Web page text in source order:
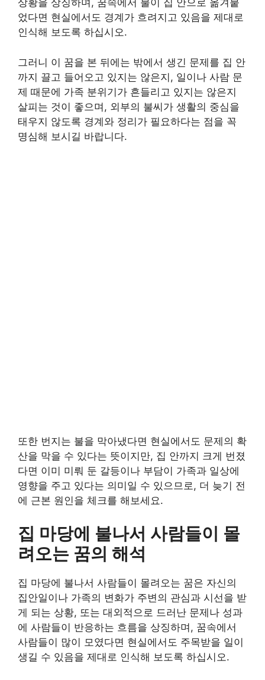
상황을 상징하며, 꿈속에서 불이 집 안으로 옮겨붙
었다면 현실에서도 경계가 흐려지고 있음을 제대로
인식해 보도록 하십시오.
그러니 이 꿈을 본 뒤에는 밖에서 생긴 문제를 집 안
까지 끌고 들어오고 있지는 않은지, 일이나 사람 문
제 때문에 가족 분위기가 흔들리고 있지는 않은지
살피는 것이 좋으며, 외부의 불씨가 생활의 중심을
태우지 않도록 경계와 정리가 필요하다는 점을 꼭
명심해 보시길 바랍니다.
또한 번지는 불을 막아냈다면 현실에서도 문제의 확
산을 막을 수 있다는 뜻이지만, 집 안까지 크게 번졌
다면 이미 미뤄 둔 갈등이나 부담이 가족과 일상에
영향을 주고 있다는 의미일 수 있으므로, 더 늦기 전
에 근본 원인을 체크를 해보세요.
집 마당에 불나서 사람들이 몰
려오는 꿈의 해석
집 마당에 불나서 사람들이 몰려오는 꿈은 자신의
집안일이나 가족의 변화가 주변의 관심과 시선을 받
게 되는 상황, 또는 대외적으로 드러난 문제나 성과
에 사람들이 반응하는 흐름을 상징하며, 꿈속에서
사람들이 많이 모였다면 현실에서도 주목받을 일이
생길 수 있음을 제대로 인식해 보도록 하십시오.